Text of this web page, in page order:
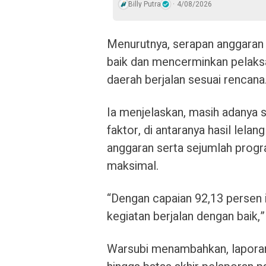
Billy Putra 4/08/2026
Menurutnya, serapan
baik dan mencerminkan
daerah berjalan sesuai
Ia menjelaskan, masih
faktor, di antaranya hasil
anggaran serta sejumlah
maksimal.
“Dengan capaian 92,13
kegiatan berjalan dengan
Warsubi menambahkan,